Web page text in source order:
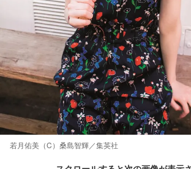
若月佑美（C）桑島智輝／集英社